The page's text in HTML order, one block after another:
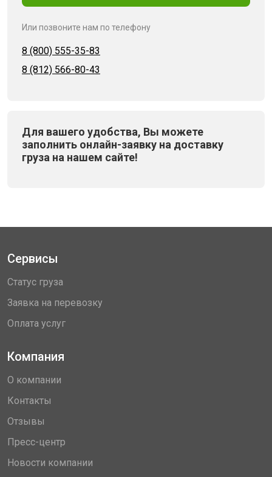
Или позвоните нам по телефону
8 (800) 555-35-83
8 (812) 566-80-43
Для вашего удобства, Вы можете
заполнить онлайн-заявку на доставку
груза на нашем сайте!
Сервисы
Статус груза
Заявка на перевозку
Оплата услуг
Компания
О компании
Контакты
Отзывы
Пресс-центр
Новости компании